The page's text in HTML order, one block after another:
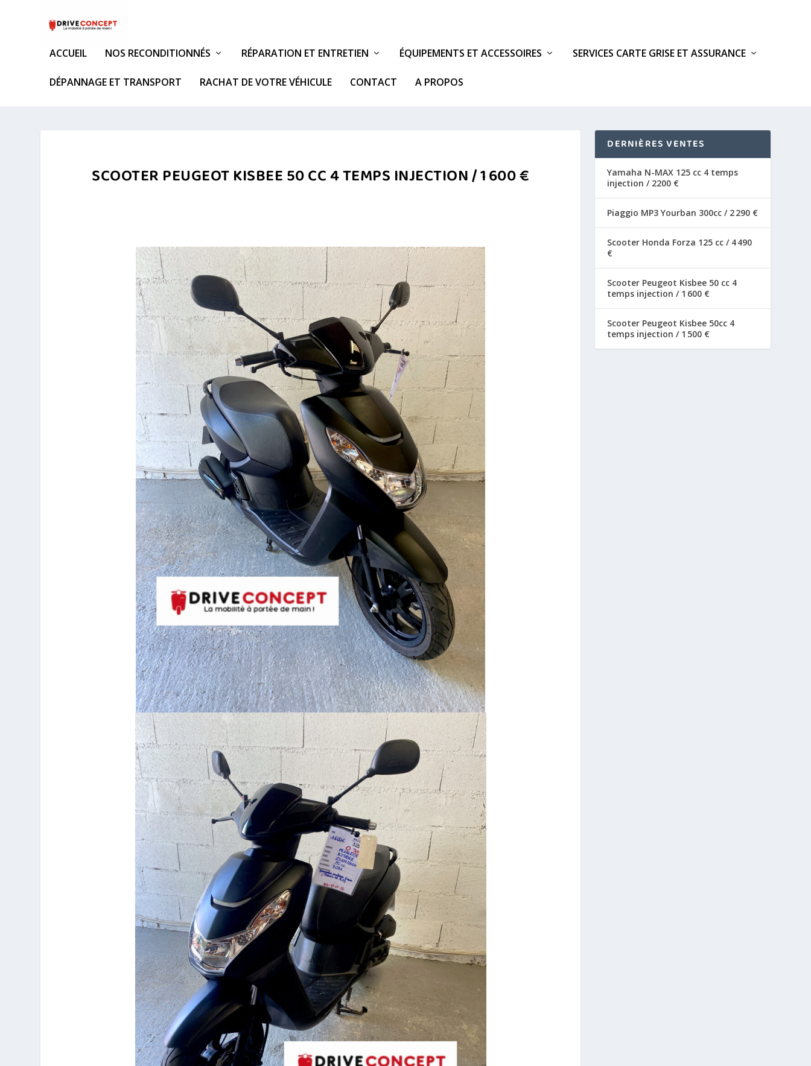
ACCUEIL NOS RECONDITIONNÉS RÉPARATION ET ENTRETIEN ÉQUIPEMENTS ET ACCESSOIRES SERVICES CARTE GRISE ET ASSURANCE
DÉPANNAGE ET TRANSPORT RACHAT DE VOTRE VÉHICULE CONTACT A PROPOS
SCOOTER PEUGEOT KISBEE 50 CC 4 TEMPS INJECTION / 1 600 €
DERNIÈRES VENTES
Yamaha N-MAX 125 cc 4 temps
injection / 2200 €
Piaggio MP3 Yourban 300cc / 2 290 €
Scooter Honda Forza 125 cc / 4 490
€
Scooter Peugeot Kisbee 50 cc 4
temps injection / 1 600 €
Scooter Peugeot Kisbee 50cc 4
temps injection / 1 500 €